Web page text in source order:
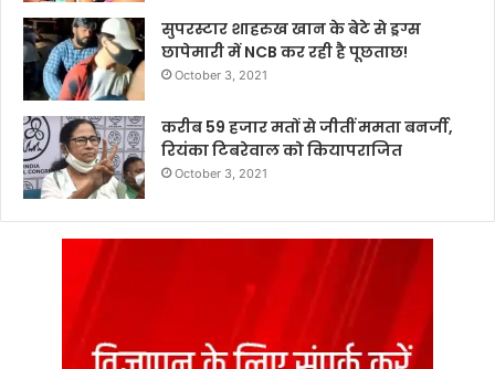
सुपरस्टार शाहरुख खान के बेटे से ड्रग्स
छापेमारी में NCB कर रही है पूछताछ!
October 3, 2021
करीब 59 हजार मतों से जीतीं ममता बनर्जी,
रियंका टिबरेवाल को कियापराजित
October 3, 2021